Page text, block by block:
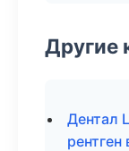
Другие
Дентал
рентген